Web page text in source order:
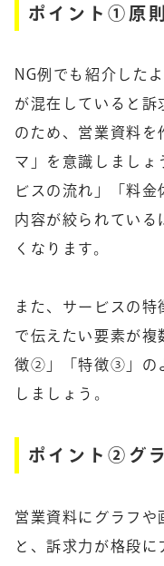
ポイント①原
NG例でも紹介した
が混在していると訴
のため、営業資料を
マ」を意識しましょ
ビスの流れ」「料
内容が絞られている
くなります。
また、サービスの
で伝えたい要素が
徴②」「特徴③」の
しましょう。
ポイント②グ
営業資料にグラフや
と、訴求力が格段に